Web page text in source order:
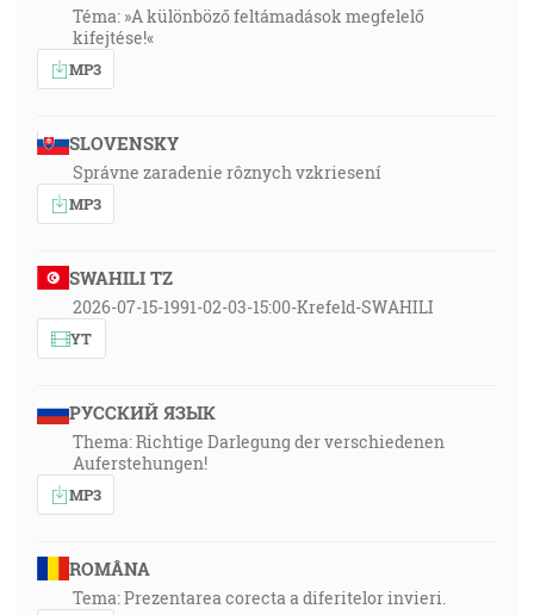
Téma: »A különböző feltámadások megfelelő
kifejtése!«
MP3
SLOVENSKY
Správne zaradenie rôznych vzkriesení
MP3
SWAHILI TZ
2026-07-15-1991-02-03-15:00-Krefeld-SWAHILI
YT
РУССКИЙ ЯЗЫК
Thema: Richtige Darlegung der verschiedenen
Auferstehungen!
MP3
ROMÂNA
Tema: Prezentarea corecta a diferitelor invieri.